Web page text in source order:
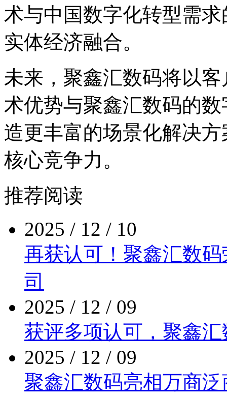
术与中国数字化转型需求
实体经济融合。
未来，聚鑫汇数码将以
术优势与聚鑫汇数码的数
造更丰富的场景化解决方
核心竞争力。
推荐阅读
2025 / 12 / 10
再获认可！聚鑫汇
司
2025 / 12 / 09
获评多项认可，聚
2025 / 12 / 09
聚鑫汇数码亮相万商泛